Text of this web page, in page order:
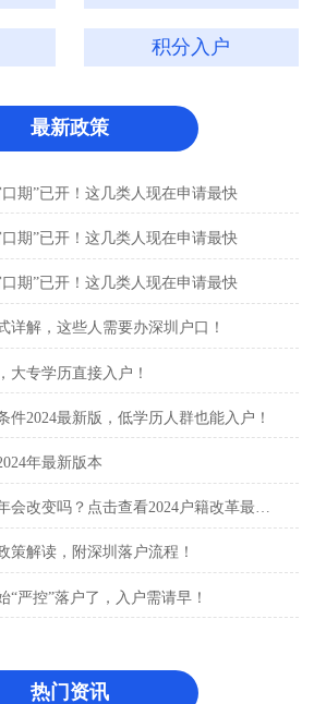
积分入户
最新政策
期”已开！这几类人现在申请最快
期”已开！这几类人现在申请最快
期”已开！这几类人现在申请最快
详解，这些人需要办深圳户口！
大专学历直接入户！
件2024最新版，低学历人群也能入户！
年最新版本
深圳入户政策2024年会改变吗？点击查看2024户籍改革最新消息！
策解读，附深圳落户流程！
“严控”落户了，入户需请早！
热门资讯